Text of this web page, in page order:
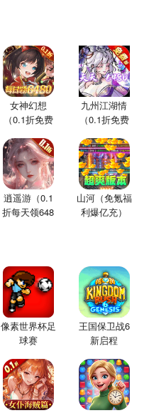
女神幻想
（0.1折免费
九州江湖情
（0.1折免费
逍遥游（0.1
折每天领648
山河（免氪福
利爆亿充）
像素世界杯足
球赛
王国保卫战6
新启程